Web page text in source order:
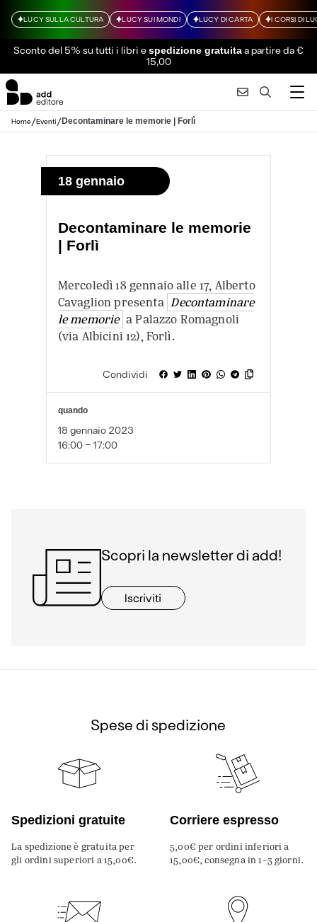
LUCY SULLA CULTURA LUCY SUI MONDI LUCY DI CARTA I CORSI DI
Sconto del 5% su tutti i libri espedizione gratuitaa partire da €
15,00
Home/Eventi/Decontaminare le memorie | Forlì
18 gennaio
Decontaminare le memorie
| Forlì
Mercoledì 18 gennaio alle 17, Alberto
Cavaglion presenta Decontaminare
le memorie a Palazzo Romagnoli
(via Albicini 12), Forlì.
Condividi
quando
18 gennaio 2023
16:00 - 17:00
Scopri la newsletter di add!
Iscriviti
Spese di spedizione
Spedizioni gratuite
La spedizione è gratuita per
gli ordini superiori a 15,00€.
Corriere espresso
5,00€ per ordini inferiori a
15,00€, consegna in 1-3 giorni.